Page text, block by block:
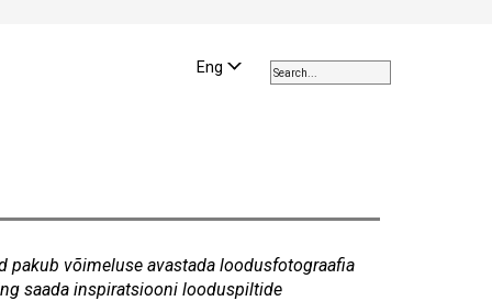
the
up
Eng
pakub võimeluse avastada loodusfotograafia
saada inspiratsiooni looduspiltide